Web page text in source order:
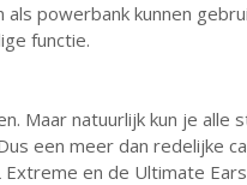
powerbank kunnen
functie.
Maar natuurlijk kun je alle
een meer dan redelijke
Extreme en de Ultimate